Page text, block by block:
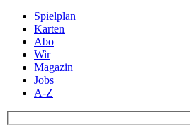
Spielplan
Karten
Abo
Wir
Magazin
Jobs
A-Z